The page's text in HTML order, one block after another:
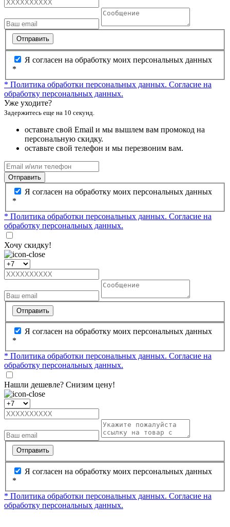
Отправить
Я согласен на обработку моих персональных данных
*
* Политика обработки персональных данных. Согласие на
обработку персональных данных.
Уже уходите?
Задержитесь еще на 10 секунд.
оставьте свой Email и мы вышлем вам промокод на
персональную скидку.
оставьте свой телефон и мы перезвоним вам.
Отправить
Я согласен на обработку моих персональных данных
*
* Политика обработки персональных данных. Согласие на
обработку персональных данных.
Хочу скидку!
Отправить
Я согласен на обработку моих персональных данных
*
* Политика обработки персональных данных. Согласие на
обработку персональных данных.
Нашли дешевле? Снизим цену!
Отправить
Я согласен на обработку моих персональных данных
*
* Политика обработки персональных данных. Согласие на
обработку персональных данных.